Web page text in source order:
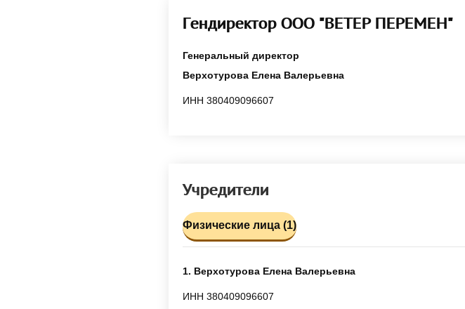
Гендиректор ООО "ВЕТЕР ПЕРЕМЕН"
Генеральный директор
Верхотурова Елена Валерьевна
ИНН 380409096607
Учредители
Физические лица (1)
1. Верхотурова Елена Валерьевна
ИНН 380409096607